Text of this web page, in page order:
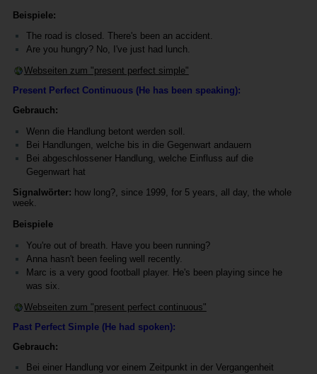
Beispiele:
The road is closed. There's been an accident.
Are you hungry? No, I've just had lunch.
Webseiten zum "present perfect simple"
Present Perfect Continuous (He has been speaking):
Gebrauch:
Wenn die Handlung betont werden soll.
Bei Handlungen, welche bis in die Gegenwart andauern
Bei abgeschlossener Handlung, welche Einfluss auf die
Gegenwart hat
Signalwörter: how long?, since 1999, for 5 years, all day, the whole
week.
Beispiele
You're out of breath. Have you been running?
Anna hasn't been feeling well recently.
Marc is a very good football player. He's been playing since he
was six.
Webseiten zum "present perfect continuous"
Past Perfect Simple (He had spoken):
Gebrauch:
Bei einer Handlung vor einem Zeitpunkt in der Vergangenheit